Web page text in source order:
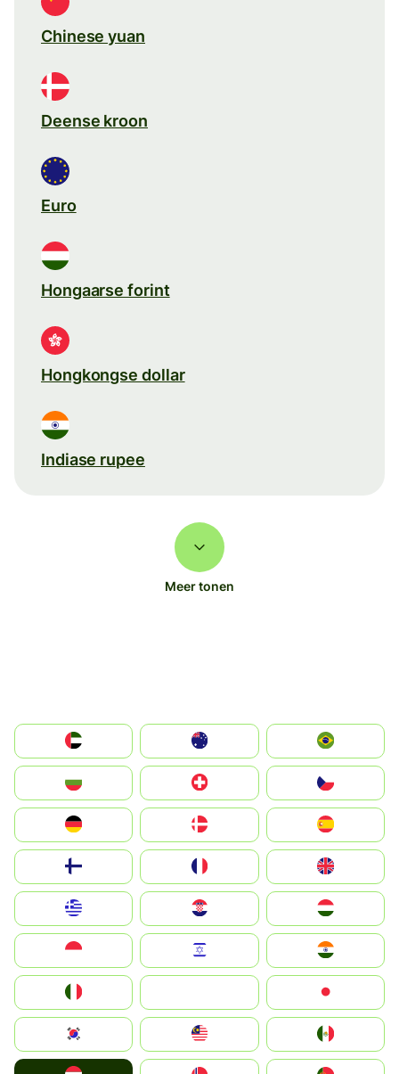
Chinese yuan
Deense kroon
Euro
Hongaarse forint
Hongkongse dollar
Indiase rupee
Meer tonen
الإمارات العربية المتحدة
Switzerland
Deutschland
United Kingdom
Magyarország
South Korea